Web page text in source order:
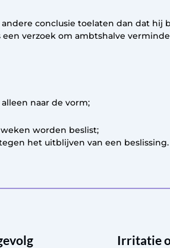
conclusie toelaten dan dat hij
verzoek om ambtshalve
naar de vorm;
worden beslist;
het uitblijven van een beslissing.
Irritatie